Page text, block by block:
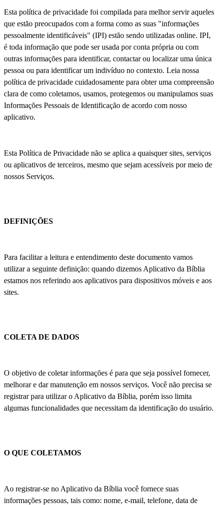
Esta política de privacidade foi compilada para melhor servir aqueles
que estão preocupados com a forma como as suas "informações
pessoalmente identificáveis" (IPI) estão sendo utilizadas online. IPI,
é toda informação que pode ser usada por conta própria ou com
outras informações para identificar, contactar ou localizar uma única
pessoa ou para identificar um indivíduo no contexto. Leia nossa
política de privacidade cuidadosamente para obter uma compreensão
clara de como coletamos, usamos, protegemos ou manipulamos suas
Informações Pessoais de Identificação de acordo com nosso
aplicativo.
Esta Política de Privacidade não se aplica a quaisquer sites, serviços
ou aplicativos de terceiros, mesmo que sejam acessíveis por meio de
nossos Serviços.
DEFINIÇÕES
Para facilitar a leitura e entendimento deste documento vamos
utilizar a seguinte definição: quando dizemos Aplicativo da Bíblia
estamos nos referindo aos aplicativos para dispositivos móveis e aos
sites.
COLETA DE DADOS
O objetivo de coletar informações é para que seja possível fornecer,
melhorar e dar manutenção em nossos serviços. Você não precisa se
registrar para utilizar o Aplicativo da Bíblia, porém isso limita
algumas funcionalidades que necessitam da identificação do usuário.
O QUE COLETAMOS
Ao registrar-se no Aplicativo da Bíblia você fornece suas
informações pessoas, tais como: nome, e-mail, telefone, data de